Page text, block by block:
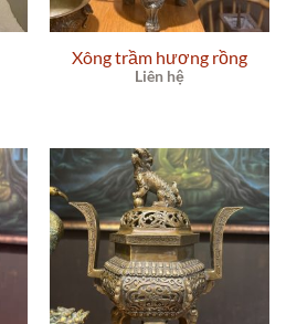
Xông trầm hương rồng
Liên hệ